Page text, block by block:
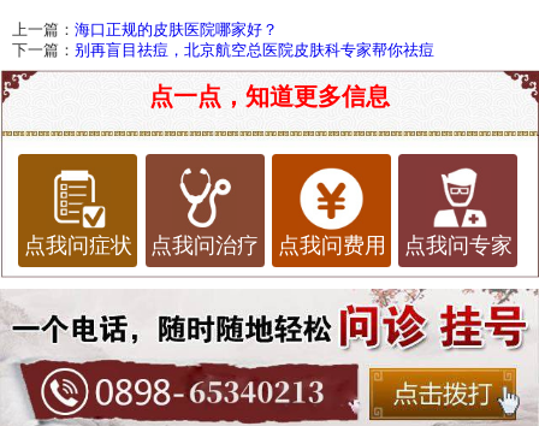
上一篇： 海口正规的皮肤医院哪家好？
下一篇： 别再盲目祛痘，北京航空总医院皮肤科专家帮你祛痘
点一点，知道更多信息
点我问症状 点我问治疗 点我问费用 点我问专家